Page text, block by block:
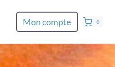
Mon compte 0